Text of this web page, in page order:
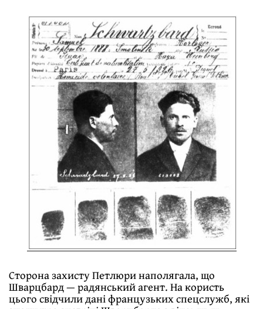
Сторона захисту Петлюри наполягала, що
Шварцбард — радянський агент. На користь
цього свідчили дані французьких спецслужб, які